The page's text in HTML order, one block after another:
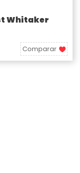
Whitaker
Comparar